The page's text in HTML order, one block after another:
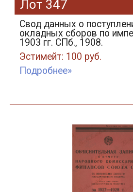
Лот 347
Свод данных о
окладных сборов по
1903 гг. СПб., 1908.
Эстимейт: 100 руб.
Подробнее»